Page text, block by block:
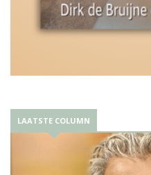
LAATSTE COLUMN